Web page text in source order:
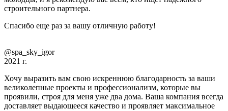
строительного партнера.
Спасибо еще раз за вашу отличную работу!
@spa_sky_igor
2021 г.
Хочу выразить вам свою искреннюю благодарность за ваши
великолепные проекты и профессионализм, которые вы
проявили, строя для меня уже два дома. Ваша компания всегда
доставляет выдающееся качество и проявляет максимальное